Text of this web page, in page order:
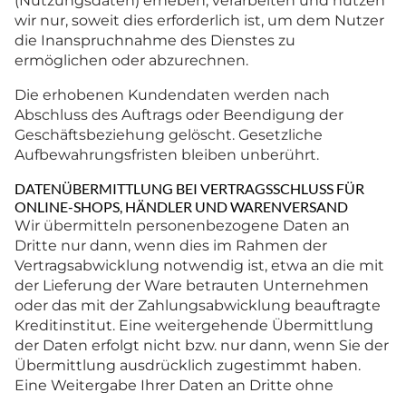
wir nur, soweit dies erforderlich ist, um dem Nutzer
die Inanspruchnahme des Dienstes zu
ermöglichen oder abzurechnen.
Die erhobenen Kundendaten werden nach
Abschluss des Auftrags oder Beendigung der
Geschäftsbeziehung gelöscht. Gesetzliche
Aufbewahrungsfristen bleiben unberührt.
DATENÜBERMITTLUNG BEI VERTRAGSSCHLUSS FÜR
ONLINE-SHOPS, HÄNDLER UND WARENVERSAND
Wir übermitteln personenbezogene Daten an
Dritte nur dann, wenn dies im Rahmen der
Vertragsabwicklung notwendig ist, etwa an die mit
der Lieferung der Ware betrauten Unternehmen
oder das mit der Zahlungsabwicklung beauftragte
Kreditinstitut. Eine weitergehende Übermittlung
der Daten erfolgt nicht bzw. nur dann, wenn Sie der
Übermittlung ausdrücklich zugestimmt haben.
Eine Weitergabe Ihrer Daten an Dritte ohne